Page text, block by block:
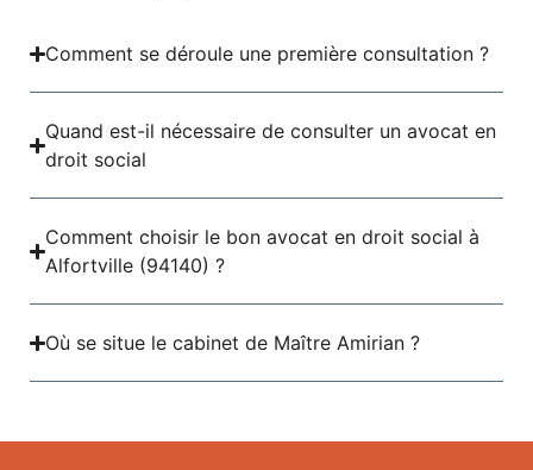
Comment se déroule une première consultation ?
Quand est-il nécessaire de consulter un avocat en
droit social
Comment choisir le bon avocat en droit social à
Alfortville (94140) ?
Où se situe le cabinet de Maître Amirian ?